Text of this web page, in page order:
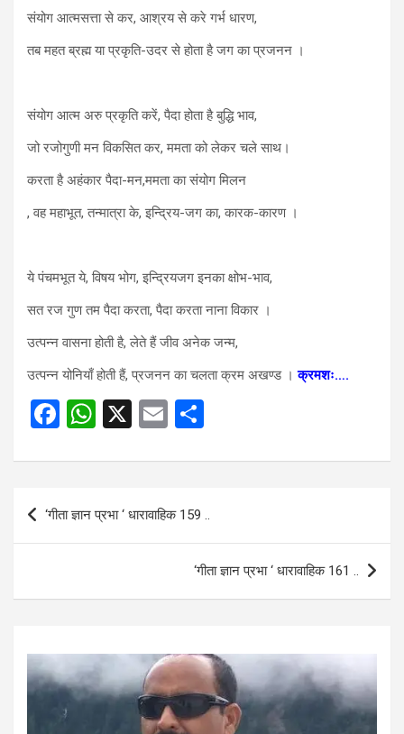
संयोग आत्मसत्ता से कर, आश्रय से करे गर्भ धारण,
तब महत ब्रह्म या प्रकृति-उदर से होता है जग का प्रजनन ।
संयोग आत्म अरु प्रकृति करें, पैदा होता है बुद्धि भाव,
जो रजोगुणी मन विकसित कर, ममता को लेकर चले साथ।
करता है अहंकार पैदा-मन,ममता का संयोग मिलन
, वह महाभूत, तन्मात्रा के, इन्द्रिय-जग का, कारक-कारण ।
ये पंचमभूत ये, विषय भोग, इन्द्रियजग इनका क्षोभ-भाव,
सत रज गुण तम पैदा करता, पैदा करता नाना विकार ।
उत्पन्न वासना होती है, लेते हैं जीव अनेक जन्म,
उत्पन्न योनियाँ होती हैं, प्रजनन का चलता क्रम अखण्ड ।क्रमशः….
F
ce
o
W
at
A
X
E
ail ar
Post
navigation
‘गीता ज्ञान प्रभा ‘ धारावाहिक 159 ..
‘गीता ज्ञान प्रभा ‘ धारावाहिक 161 ..